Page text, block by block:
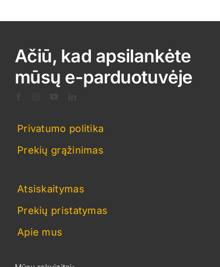
the
page
Ačiū, kad apsilankėte
mūsų e-parduotuvėje
Privatumo politika
Prekių grąžinimas
Atsiskaitymas
Prekių pristatymas
Apie mus